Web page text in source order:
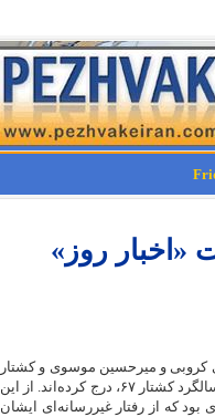
روز»
کروبی و میرحسین موسوی و کشتار
و گویا به بهانه‌ی یادبود سالگرد کشتار ۶۷، درج کرده‌اند. از این
که از رفتار غیررسانه‌ای ایشان